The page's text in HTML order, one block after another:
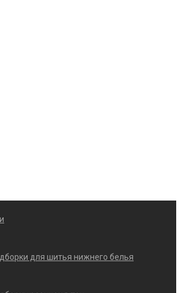
для шитья нижнего белья